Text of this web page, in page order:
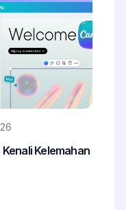
Kelemahan